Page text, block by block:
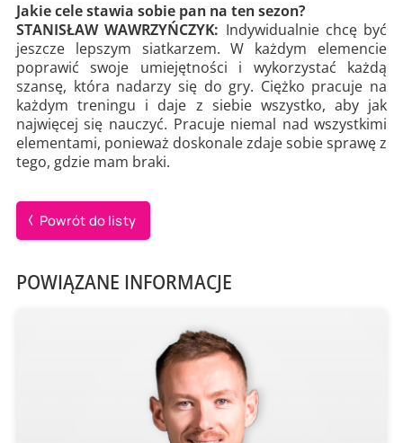
Jakie cele stawia sobie pan na ten sezon?
STANISŁAW WAWRZYŃCZYK: Indywidualnie chcę być
jeszcze lepszym siatkarzem. W każdym elemencie
poprawić swoje umiejętności i wykorzystać każdą
szansę, która nadarzy się do gry. Ciężko pracuje na
każdym treningu i daje z siebie wszystko, aby jak
najwięcej się nauczyć. Pracuje niemal nad wszystkimi
elementami, ponieważ doskonale zdaje sobie sprawę z
tego, gdzie mam braki.
Powrót do listy
POWIĄZANE INFORMACJE